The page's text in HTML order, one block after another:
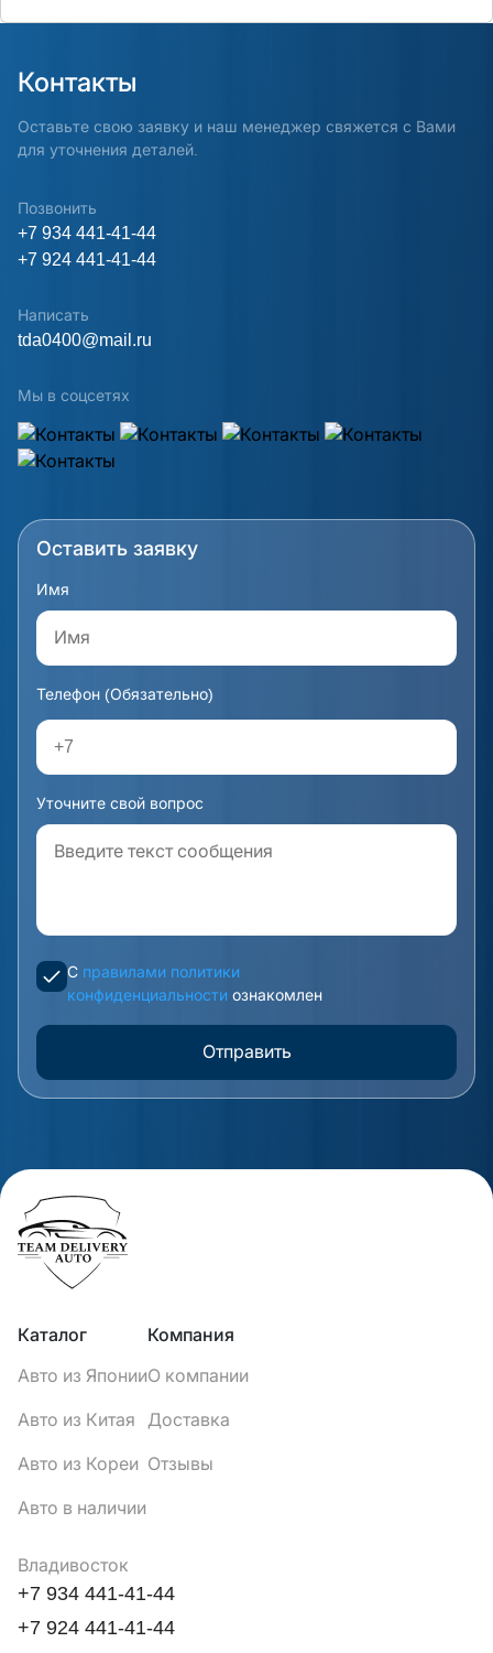
Контакты
Оставьте свою заявку и наш менеджер свяжется с Вами
для уточнения деталей.
Позвонить
+7 934 441-41-44
+7 924 441-41-44
Написать
tda0400@mail.ru
Мы в соцсетях
Оставить заявку
Имя
Телефон (Обязательно)
Уточните свой вопрос
С правилами политики
конфиденциальности ознакомлен
Отправить
Каталог
Авто из Японии
Авто из Китая
Авто из Кореи
Авто в наличии
Компания
О компании
Доставка
Отзывы
Владивосток
+7 934 441-41-44
+7 924 441-41-44